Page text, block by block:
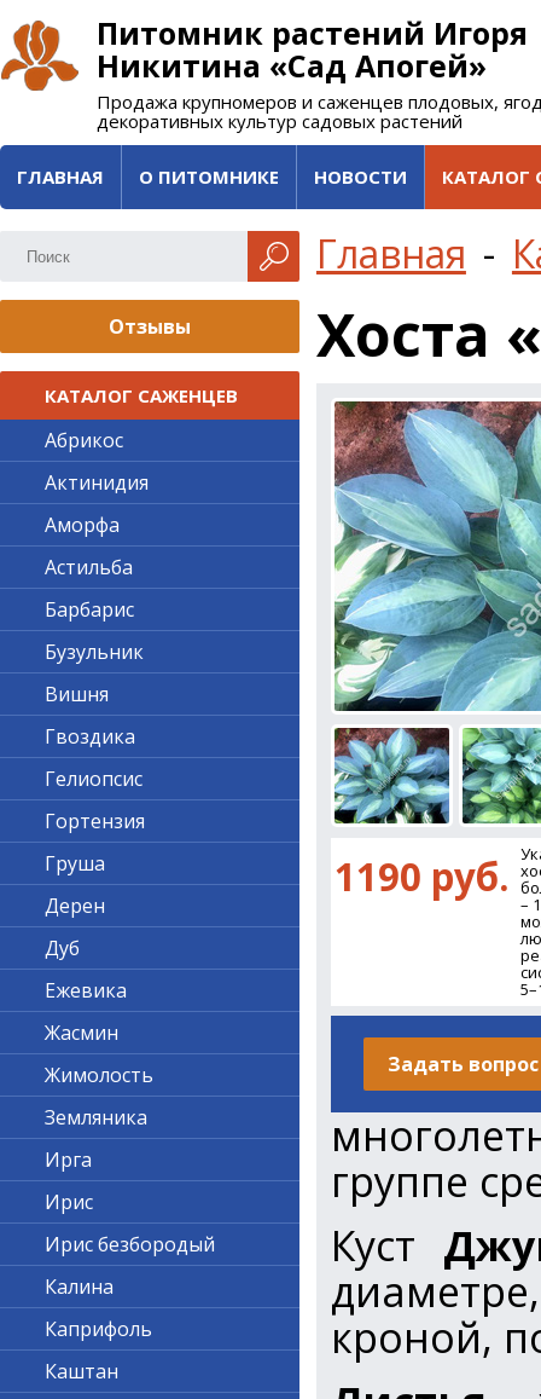
Питомник растений Игоря
Никитина «Сад Апогей»
Продажа крупномеров и саженцев плодовых,
декоративных культур садовых растений
ГЛАВНАЯ О ПИТОМНИКЕ НОВОСТИ КАТАЛОГ
Главная -
Хоста
1190 руб.
–
Задать вопрос
группе
Куст
кроной,
Отзывы
КАТАЛОГ САЖЕНЦЕВ
Абрикос
Актинидия
Аморфа
Астильба
Барбарис
Бузульник
Вишня
Гвоздика
Гелиопсис
Гортензия
Груша
Дерен
Дуб
Ежевика
Жасмин
Жимолость
Земляника
Ирга
Ирис
Ирис безбородый
Калина
Каприфоль
Каштан